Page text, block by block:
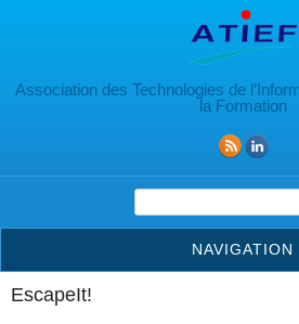
Association des Technologies de
la Formation
Formulaire de
NAVIGATION
EscapeIt!